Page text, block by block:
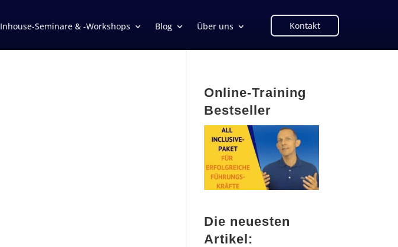
Inhouse-Seminare & -Workshops Blog Über uns Kontakt
Online-Training
Bestseller
Die neuesten
Artikel: